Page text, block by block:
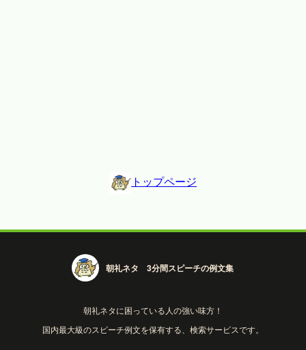
トップページ
朝礼ネタ 3分間スピーチの例文集
朝礼ネタに困っている人の強い味方！
国内最大級のスピーチ例文を保有する、検索サービスです。